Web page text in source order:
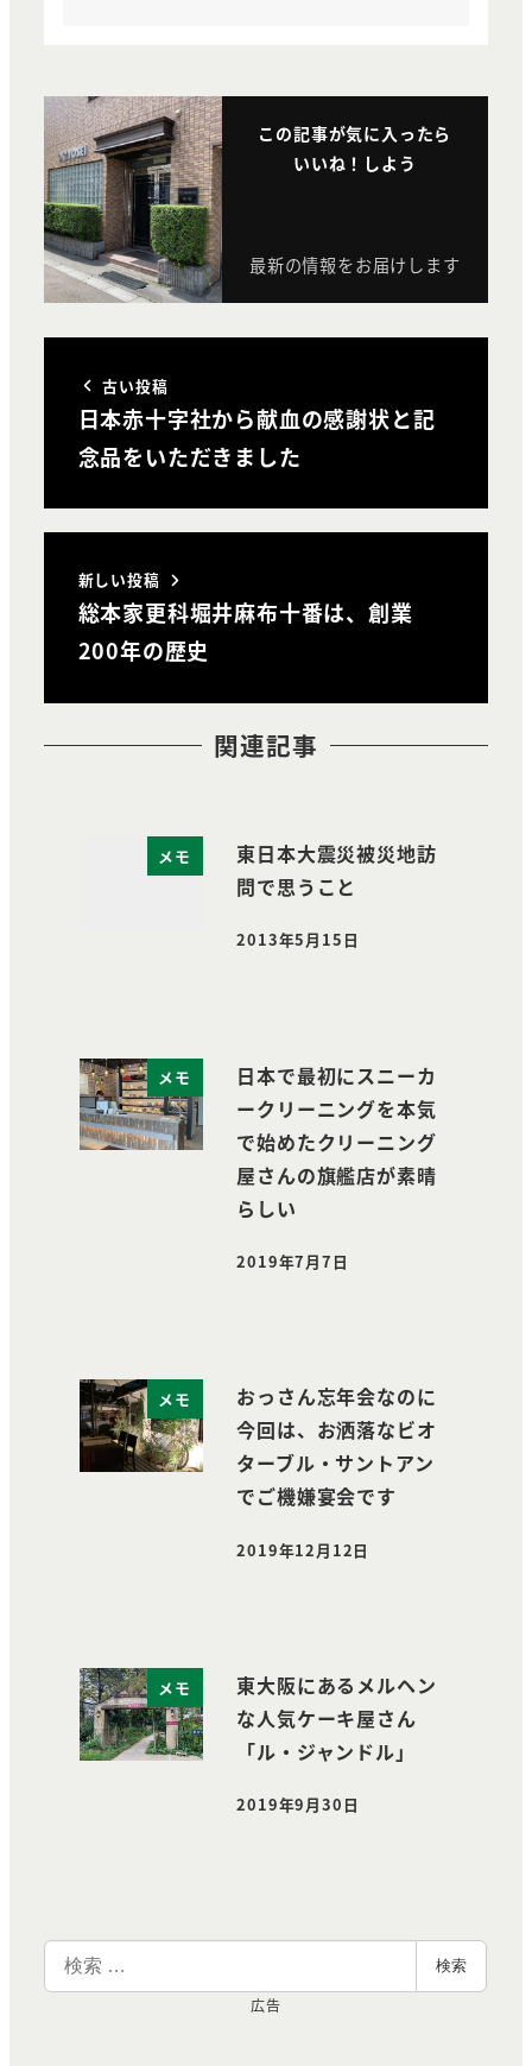
この記事が気に入ったら
いいね！しよう
最新の情報をお届けします
古い投稿
日本赤十字社から献血の感謝状と記
念品をいただきました
新しい投稿
総本家更科堀井麻布十番は、創業
200年の歴史
関連記事
メモ
東日本大震災被災地訪
問で思うこと
投稿日
2013年5月15日
メモ
日本で最初にスニーカ
ークリーニングを本気
で始めたクリーニング
屋さんの旗艦店が素晴
らしい
投稿日
2019年7月7日
メモ
おっさん忘年会なのに
今回は、お洒落なビオ
ターブル・サントアン
でご機嫌宴会です
投稿日
2019年12月12日
メモ
東大阪にあるメルヘン
な人気ケーキ屋さん
「ル・ジャンドル」
投稿日
2019年9月30日
検
索
検索
広告